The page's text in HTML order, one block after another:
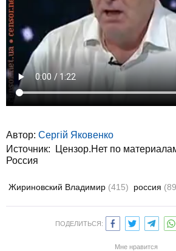
Автор: Сергій Яковенко
Источник:
Цензор.Нет по
Россия
Жириновский Владимир (415) россия
ПОДЕЛИТЬСЯ:
Мне нравится